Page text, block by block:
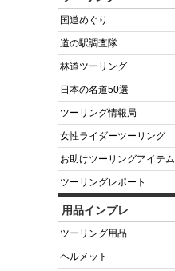
国道めぐり
道の駅調査隊
林道ツーリング
日本の名道50選
ツーリング情報局
女性ライダーツーリング
お助けツーリングアイテム
ツーリングレポート
用品インプレ
ツーリング用品
ヘルメット